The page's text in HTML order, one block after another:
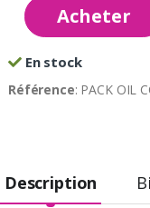
Acheter
En stock
Référence: PACK OIL
Description